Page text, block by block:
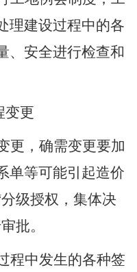
理建设过程中的各
、安全进行检查和
变更
更，确需变更要加
单等可能引起造价
分级授权，集体决
批。
程中发生的各种签